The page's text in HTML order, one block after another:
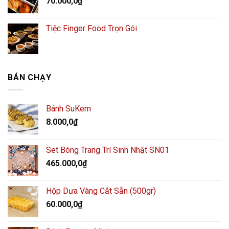
Tiệc Finger Food Trọn Gói
BÁN CHẠY
Bánh SuKem
8.000,0₫
Set Bóng Trang Trí Sinh Nhật SN01
465.000,0₫
Hộp Dưa Vàng Cắt Sẵn (500gr)
60.000,0₫